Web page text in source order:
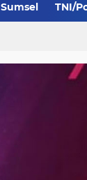
Sumsel TNI/